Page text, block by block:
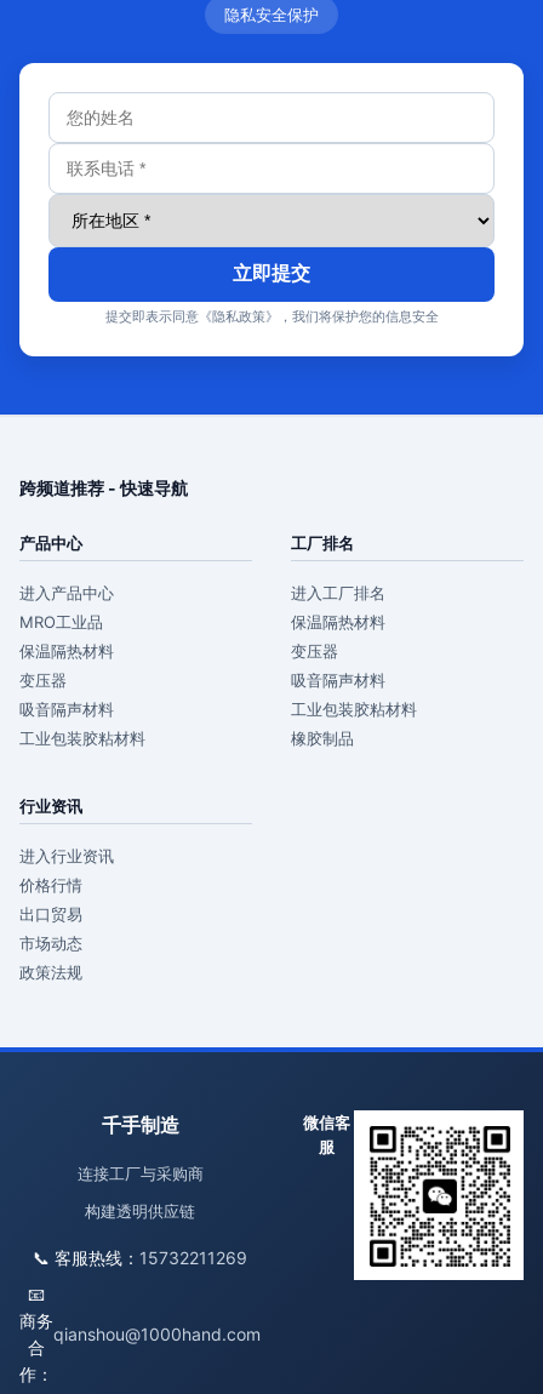
隐私安全保护
立即提交
提交即表示同意《隐私政策》，我们将保护您的信息安全
跨频道推荐 - 快速导航
产品中心
进入产品中心
MRO工业品
保温隔热材料
变压器
吸音隔声材料
工业包装胶粘材料
工厂排名
进入工厂排名
保温隔热材料
变压器
吸音隔声材料
工业包装胶粘材料
橡胶制品
行业资讯
进入行业资讯
价格行情
出口贸易
市场动态
政策法规
千手制造
连接工厂与采购商
构建透明供应链
📞 客服热线： 15732211269
📧
商务
合
作：
qianshou@1000hand.com
微信客
服